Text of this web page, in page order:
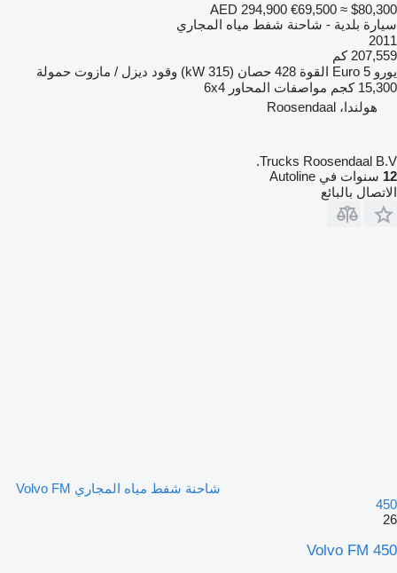
AED 294,900 €69,500 ≈ $80,300
سيارة بلدية - شاحنة شفط مياه المجاري
2011
207,559 كم
يورو Euro 5 القوة 428 حصان (315 kW) وقود ديزل / مازوت حمولة
15,300 كجم
مواصفات المحاور 6x4
هولندا، Roosendaal
Trucks Roosendaal B.V.
12 سنوات في Autoline
الاتصال بالبائع
شاحنة شفط مياه المجاري Volvo FM
450
26
Volvo FM 450